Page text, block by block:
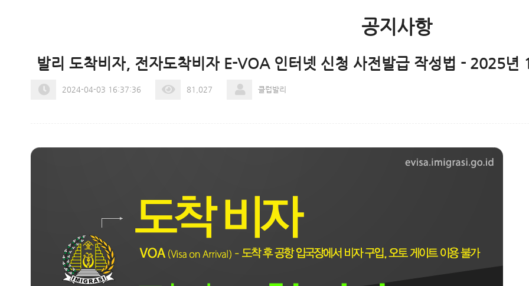
공지사항
발리 도착비자, 전자도착비자 E-VOA 인터넷 신청 사전발급 작성법 - 2025년
2024-04-03 16:37:36 81,027 클럽발리